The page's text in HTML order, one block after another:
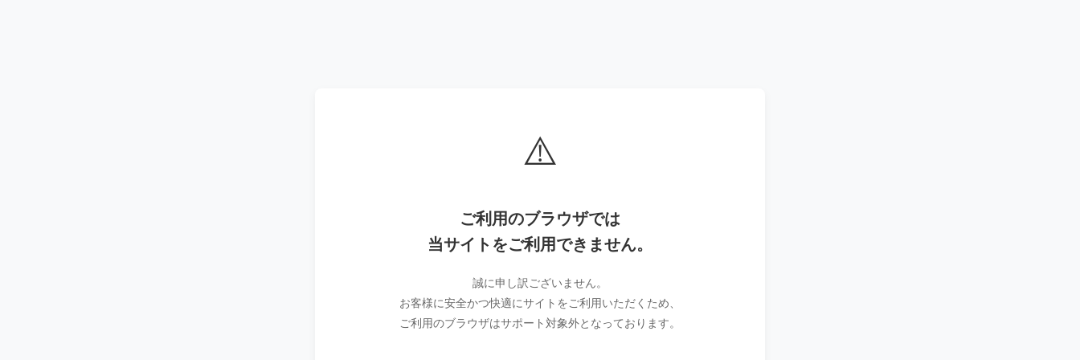
⚠️
ご利用のブラウザでは
当サイトをご利用できません。
誠に申し訳ございません。
お客様に安全かつ快適にサイトをご利用いただくため、
ご利用のブラウザはサポート対象外となっております。